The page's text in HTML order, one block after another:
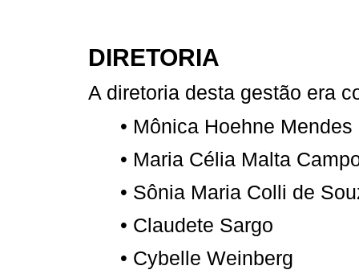
DIRETORIA
A diretoria desta gestão era
• Mônica Hoehne Mendes
• Maria Célia Malta
• Sônia Maria Colli de
• Claudete Sargo
• Cybelle Weinberg